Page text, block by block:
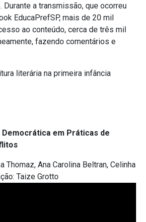
Durante a transmissão, que ocorreu
EducaPrefSP, mais de 20 mil
ao conteúdo, cerca de três mil
fazendo comentários e
literária na primeira infância
Democrática em Práticas de
Thomaz, Ana Carolina Beltran, Celinha
Taize Grotto